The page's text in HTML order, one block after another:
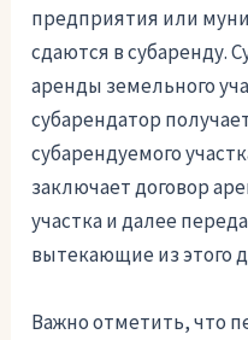
предприятия или
сдаются в субаренду.
аренды земельного
субарендатор
субарендуемого
заключает договор
участка и далее
вытекающие из этого
Важно отметить, что